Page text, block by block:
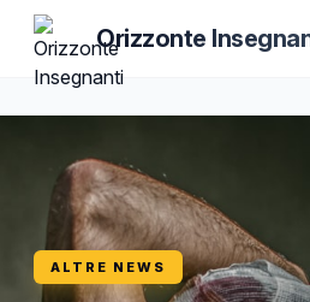
Orizzonte
ALTRE NEWS